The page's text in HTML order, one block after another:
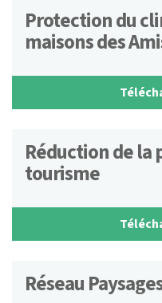
Protection du
maisons des
Réduction de la
tourisme
Réseau